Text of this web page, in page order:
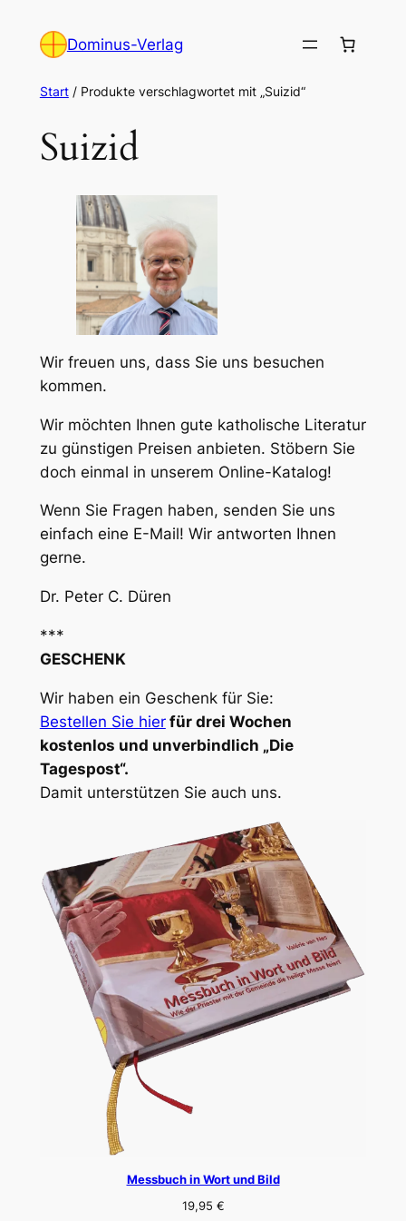
Inhalt
Dominus-Verlag
Start/ Produkte verschlagwortet mit „Suizid“
Suizid
Wir freuen uns, dass Sie uns besuchen
kommen.
Wir möchten Ihnen gute katholische Literatur
zu günstigen Preisen anbieten. Stöbern Sie
doch einmal in unserem Online-Katalog!
Wenn Sie Fragen haben, senden Sie uns
einfach eine E-Mail! Wir antworten Ihnen
gerne.
Dr. Peter C. Düren
***
GESCHENK
Wir haben ein Geschenk für Sie:
Bestellen Sie hier für drei Wochen
kostenlos und unverbindlich „Die
Tagespost“.
Damit unterstützen Sie auch uns.
Messbuch in Wort und Bild
19,95 €